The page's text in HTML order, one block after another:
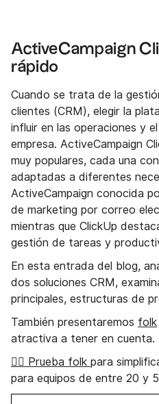
ActiveCampaign
rápido
Cuando se trata de la
clientes (CRM), elegir la
influir en las operaciones y
empresa. ActiveCampaign
muy populares, cada una
adaptadas a diferentes
ActiveCampaign conocida
de marketing por correo
mientras que ClickUp
gestión de tareas y
En esta entrada del blog,
dos soluciones CRM,
principales, estructuras de
También presentaremos folk
atractiva a tener en cuenta.
👉🏼 Prueba folk para
para equipos de entre 20 y